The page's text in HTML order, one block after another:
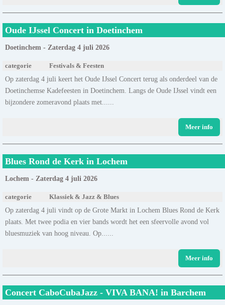
Oude IJssel Concert in Doetinchem
Doetinchem - Zaterdag 4 juli 2026
categorie Festivals & Feesten
Op zaterdag 4 juli keert het Oude IJssel Concert terug als onderdeel van de
Doetinchemse Kadefeesten in Doetinchem. Langs de Oude IJssel vindt een
bijzondere zomeravond plaats met......
Meer info
Blues Rond de Kerk in Lochem
Lochem - Zaterdag 4 juli 2026
categorie Klassiek & Jazz & Blues
Op zaterdag 4 juli vindt op de Grote Markt in Lochem Blues Rond de Kerk
plaats. Met twee podia en vier bands wordt het een sfeervolle avond vol
bluesmuziek van hoog niveau. Op......
Meer info
Concert CaboCubaJazz - VIVA BANA! in Barchem